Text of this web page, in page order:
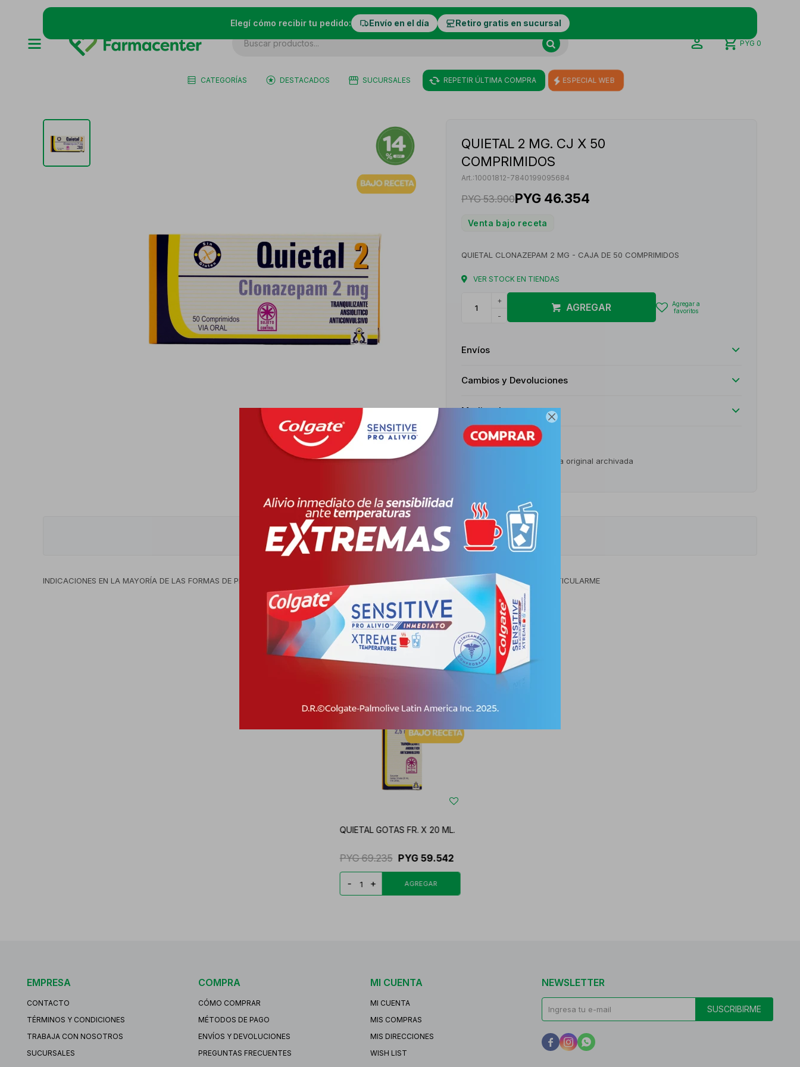

Elegí cómo recibir tu pedido: Envío en el día Retiro gratis en sucursal
CATEGORÍAS DESTACADOS SUCURSALES REPETIR ÚLTIMA COMPRA ESPECIAL WEB
PYG 0
QUIETAL 2 MG. CJ X 50
COMPRIMIDOS
10001812-7840199095684
PYG 53.900PYG 46.354
Venta bajo receta
QUIETAL CLONAZEPAM 2 MG - CAJA DE 50 COMPRIMIDOS
VER STOCK EN TIENDAS
+
-
AGREGAR
Envíos
Cambios y Devoluciones
Medios de pago
Características
Venta bajo receta original archivada
Descripción
INDICACIONES EN LA MAYORÍA DE LAS FORMAS DE PRESENTACIÓN DE LA ENFERMEDAD EPILÉPTICA EN EL LACTANTE, EL NIÑO Y, MÁS PARTICULARME
Productos que te pueden interesar
QUIETAL GOTAS FR. X 20 ML.
PYG 69.235 PYG 59.542
- +
EMPRESA
CONTACTO
TÉRMINOS Y CONDICIONES
TRABAJA CON NOSOTROS
SUCURSALES
COMPRA
CÓMO COMPRAR
MÉTODOS DE PAGO
ENVÍOS Y DEVOLUCIONES
PREGUNTAS FRECUENTES
MI CUENTA
MI CUENTA
MIS COMPRAS
MIS DIRECCIONES
WISH LIST
NEWSLETTER
SUSCRIBIRME
  